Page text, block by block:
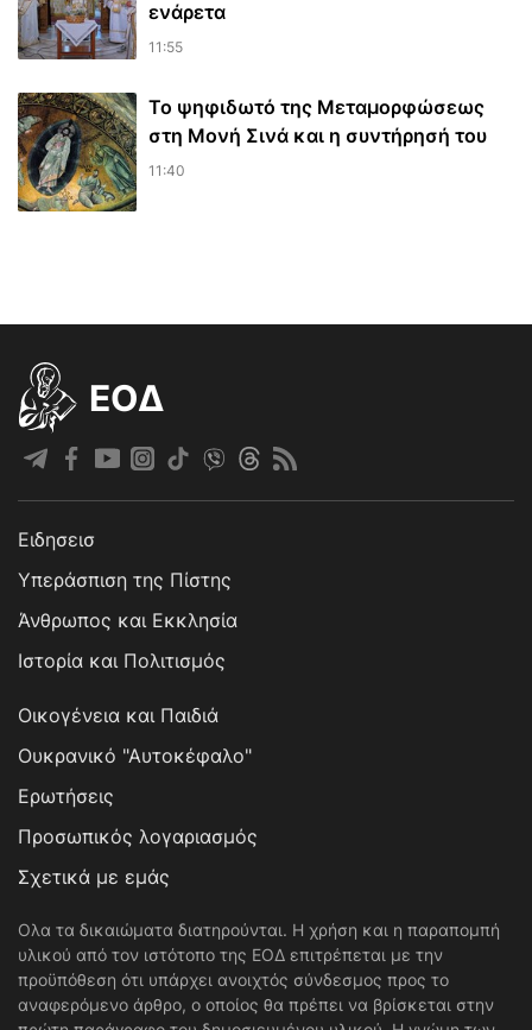
ενάρετα
11:55
Το ψηφιδωτό της Μεταμορφώσεως
στη Μονή Σινά και η συντήρησή του
11:40
EOΔ
Ειδησεισ
Υπεράσπιση της Πίστης
Άνθρωπος και Εκκλησία
Ιστορία και Πολιτισμός
Οικογένεια και Παιδιά
Ουκρανικό "Αυτοκέφαλο"
Ερωτήσεις
Προσωπικός λογαριασμός
Σχετικά με εμάς
Ολα τα δικαιώματα διατηρούνται. Η χρήση και η παραπομπή
υλικού από τον ιστότοπο της ΕΟΔ επιτρέπεται με την
προϋπόθεση ότι υπάρχει ανοιχτός σύνδεσμος προς το
αναφερόμενο άρθρο, ο οποίος θα πρέπει να βρίσκεται στην